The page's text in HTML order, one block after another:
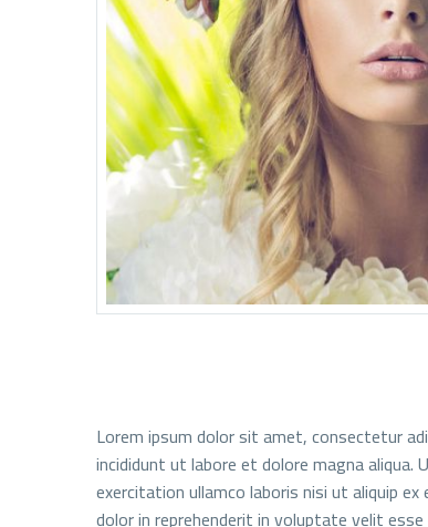
Lorem ipsum dolor sit amet, consectetur
incididunt ut labore et dolore magna aliqua.
exercitation ullamco laboris nisi ut aliquip
dolor in reprehenderit in voluptate velit